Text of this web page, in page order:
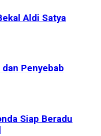
Aldi Satya
Penyebab
Siap Beradu